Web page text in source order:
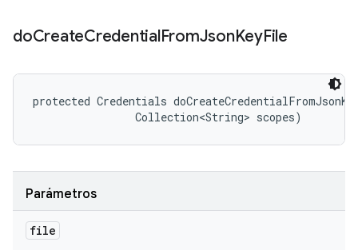
doCreateCredentialFromJsonKeyFile
protected Credentials
                Collection<String> scopes)
Parámetros
file